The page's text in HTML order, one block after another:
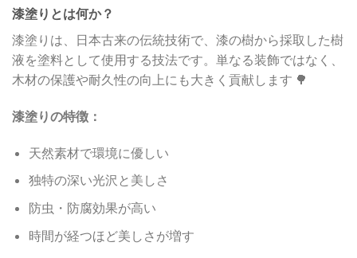
漆塗りとは何か？
漆塗りは、日本古来の伝統技術で、漆の樹から採取した樹
液を塗料として使用する技法です。単なる装飾ではなく、
木材の保護や耐久性の向上にも大きく貢献します 🌳
漆塗りの特徴：
天然素材で環境に優しい
独特の深い光沢と美しさ
防虫・防腐効果が高い
時間が経つほど美しさが増す